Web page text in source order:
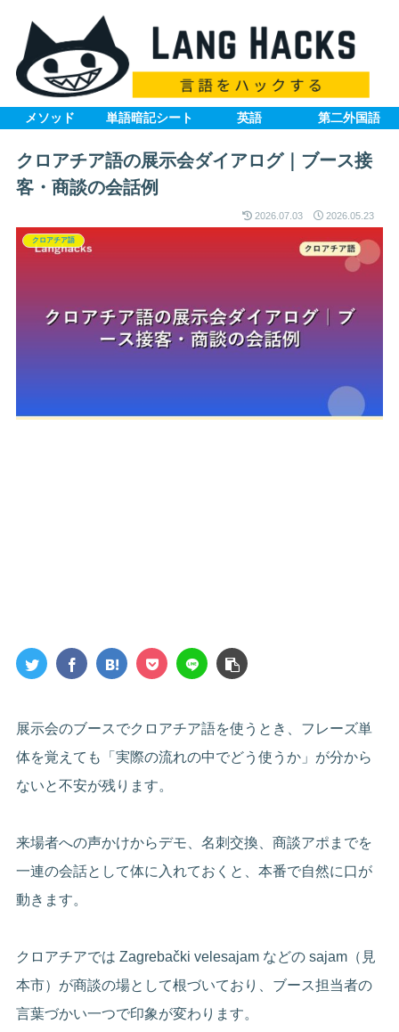
メソッド 単語暗記シート 英語 第二外国語
クロアチア語の展示会ダイアログ｜ブース接
客・商談の会話例
2026.07.03 2026.05.23
クロアチア語
展示会のブースでクロアチア語を使うとき、フレーズ単
体を覚えても「実際の流れの中でどう使うか」が分から
ないと不安が残ります。
来場者への声かけからデモ、名刺交換、商談アポまでを
一連の会話として体に入れておくと、本番で自然に口が
動きます。
クロアチアでは Zagrebački velesajam などの sajam（見
本市）が商談の場として根づいており、ブース担当者の
言葉づかい一つで印象が変わります。